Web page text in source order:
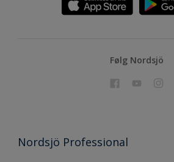
Følg Nordsjö
Nordsjö Professional